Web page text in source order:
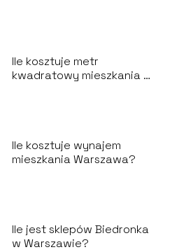
Ile kosztuje metr
kwadratowy mieszkania w
Ile kosztuje wynajem
mieszkania Warszawa?
Ile jest sklepów Biedronka
w Warszawie?